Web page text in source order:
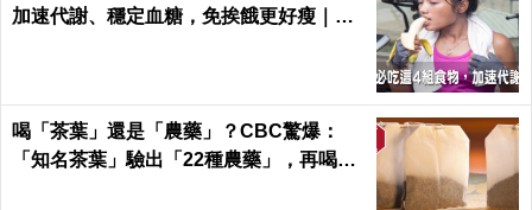
加速代謝、穩定血糖，免挨餓更好瘦｜每
喝「茶葉」還是「農藥」？CBC驚爆：
「知名茶葉」驗出「22種農藥」，再喝癌